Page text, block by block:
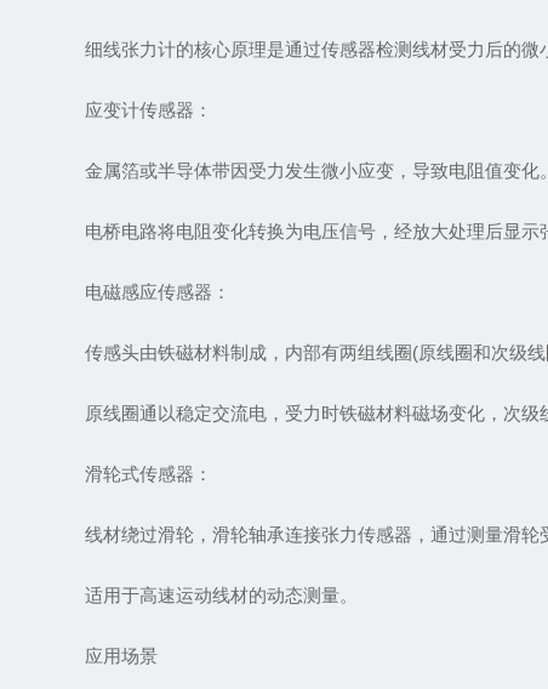
细线张力计的核心原理是通过传感器检测线材受力后的微
应变计传感器：
金属箔或半导体带因受力发生微小应变，导致电阻值变化。
电桥电路将电阻变化转换为电压信号，经放大处理后显示
电磁感应传感器：
传感头由铁磁材料制成，内部有两组线圈(原线圈和次级线
原线圈通以稳定交流电，受力时铁磁材料磁场变化，次级
滑轮式传感器：
线材绕过滑轮，滑轮轴承连接张力传感器，通过测量滑轮
适用于高速运动线材的动态测量。
应用场景